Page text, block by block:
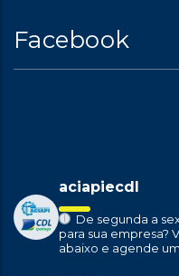
Facebook
aciapiecdl
De segunda a
para sua empresa?
abaixo e agende